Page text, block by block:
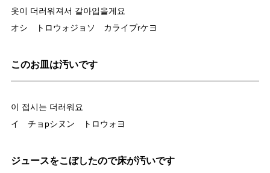
옷이 더러워져서 갈아입을게요
オシ トロウォジョソ カライブrケヨ
このお皿は汚いです
이 접시는 더러워요
イ チョpシヌン トロウォヨ
ジュースをこぼしたので床が汚いです